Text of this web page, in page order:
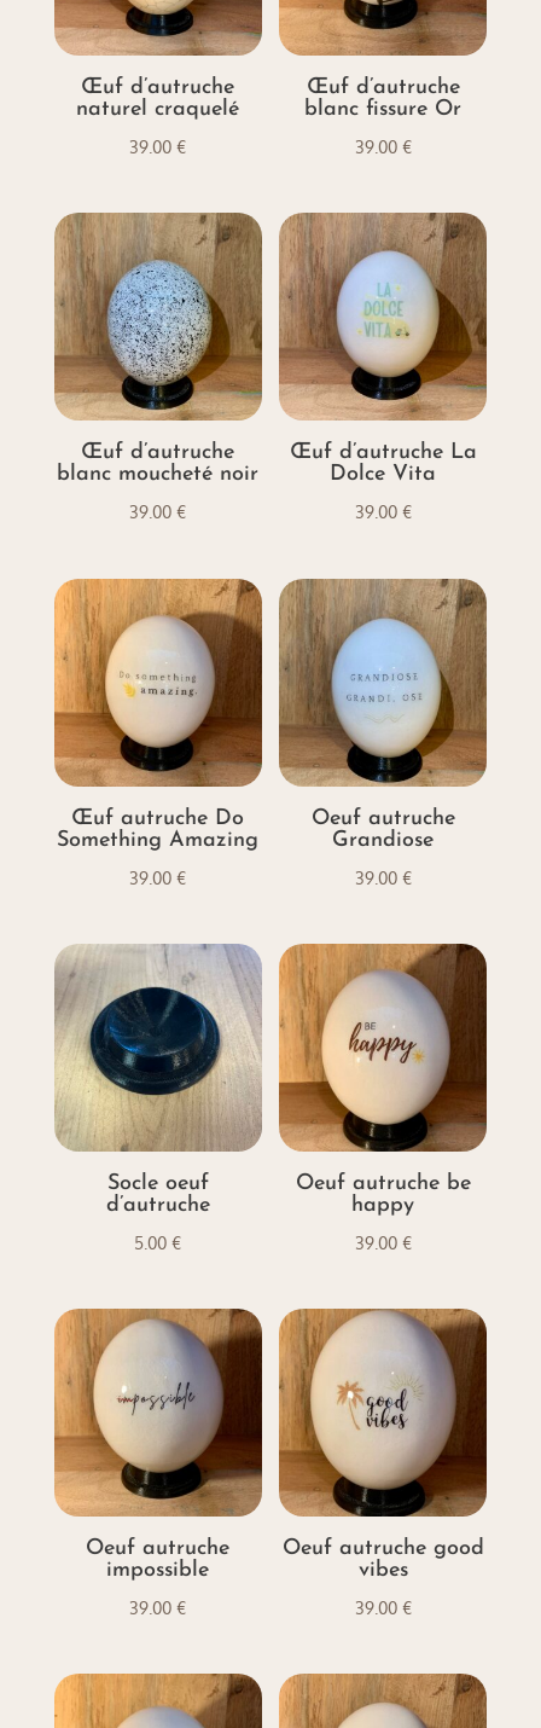
Œuf d’autruche
naturel craquelé
39.00€
Œuf d’autruche
blanc fissure Or
39.00 €
Œuf d’autruche
blanc moucheté noir
39.00€
Œuf d’autruche La
Dolce Vita
39.00 €
Œuf autruche Do
Something Amazing
39.00€
Oeuf autruche
Grandiose
39.00 €
Socle oeuf
d’autruche
5.00€
Oeuf autruche be
happy
39.00 €
Oeuf autruche
impossible
39.00€
Oeuf autruche good
vibes
39.00 €